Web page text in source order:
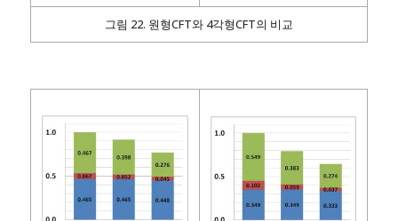
그림 22. 원형CFT와 4각형CFT의 비교